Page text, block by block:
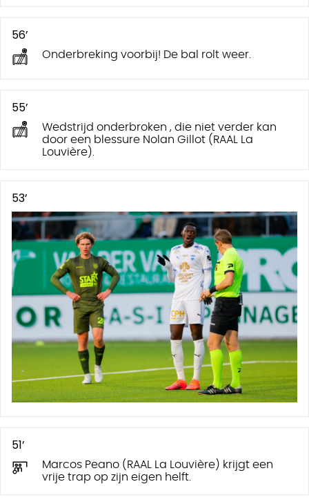
56’
Onderbreking voorbij! De bal rolt weer.
55’
Wedstrijd onderbroken , die niet verder kan
door een blessure Nolan Gillot (RAAL La
Louvière).
53’
51’
Marcos Peano (RAAL La Louvière) krijgt een
vrije trap op zijn eigen helft.